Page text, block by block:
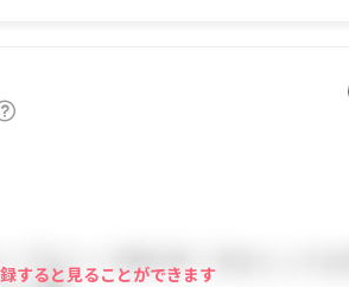
すると見ることができます